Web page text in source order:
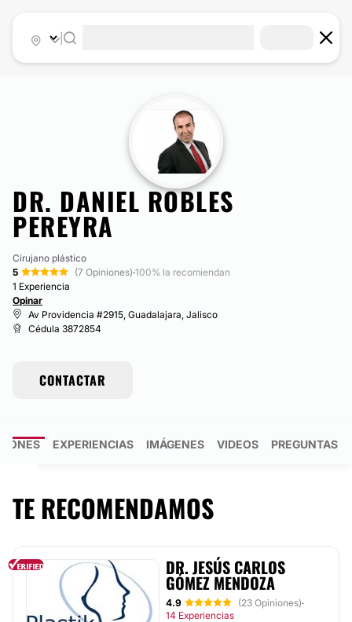
DR. DANIEL ROBLES
PEREYRA
Cirujano plástico
5
(7 Opiniones)·100% la recomiendan
1 Experiencia
Opinar
Av Providencia #2915, Guadalajara, Jalisco
Cédula 3872854
CONTACTAR
EXPERIENCIAS IMÁGENES VIDEOS PREGUNTAS
TE RECOMENDAMOS
DR. JESÚS CARLOS
GÓMEZ MENDOZA
4.9 (23 Opiniones)·
14 Experiencias